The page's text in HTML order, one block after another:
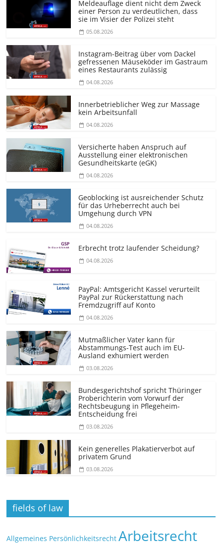
Meldeauflage dient nicht dem Zweck
einer Person zu verdeutlichen, dass
sie im Visier der Polizei steht
05.08.2026
Instagram-Beitrag über vom Dackel
gefressenen Mäuseköder im Gastraum
eines Restaurants zulässig
04.08.2026
Innerbetrieblicher Weg zur Massage
kein Arbeitsunfall
04.08.2026
Versicherte haben Anspruch auf
Ausstellung einer elektronischen
Gesundheitskarte (eGK)
04.08.2026
Geoblocking ist ausreichender Schutz
für das Urheberrecht auch bei
Umgehung durch VPN
04.08.2026
Erbrecht trotz laufender Scheidung?
04.08.2026
PayPal: Amtsgericht Kassel verurteilt
PayPal zur Rückerstattung nach
Fremdzugriff auf Konto
04.08.2026
Mutmaßlicher Vater kann für
Abstammungs-Test auch im EU-
Ausland exhumiert werden
03.08.2026
Bundesgerichtshof spricht Thüringer
Proberichterin vom Vorwurf der
Rechtsbeugung in Pflegeheim-
Entscheidung frei
03.08.2026
Kein generelles Plakatierverbot auf
privatem Grund
03.08.2026
fields of law
Allgemeines Persönlichkeitsrecht Arbeitsrecht